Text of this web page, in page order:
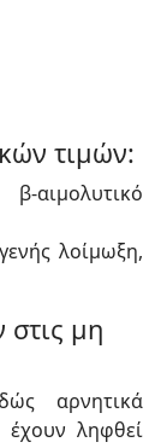
τιμών:
λοίμωξη,
μη
αρνητικά
έχουν ληφθεί